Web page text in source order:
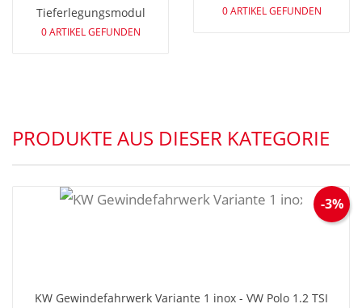
Tieferlegungsmodul
0 ARTIKEL GEFUNDEN
0 ARTIKEL GEFUNDEN
PRODUKTE AUS DIESER KATEGORIE
KW Gewindefahrwerk Variante 1 inox - VW Polo 1.2 TSI
-3%